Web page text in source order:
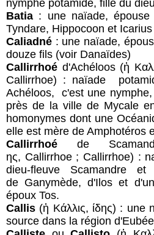
nymphe potamide, fille du
Batia : une naïade,
Tyndare, Hippocoon et Icarius
Caliadné : une naïade,
douze fils (voir Danaïdes)
Callirrhoé d'Achéloos (ἡ
Callirrhoe) : naïade
Achéloos, c'est une
près de la ville de Mycale
homonymes dont une
elle est mère de Amphotéros
Callirrhoé de
ης, Callirrhoe ; Callirrhoe) :
dieu-fleuve Scamandre
de Ganymède, d'Ilos et
époux Tos.
Callis (ἡ Κάλλις, ίδης) :
source dans la région